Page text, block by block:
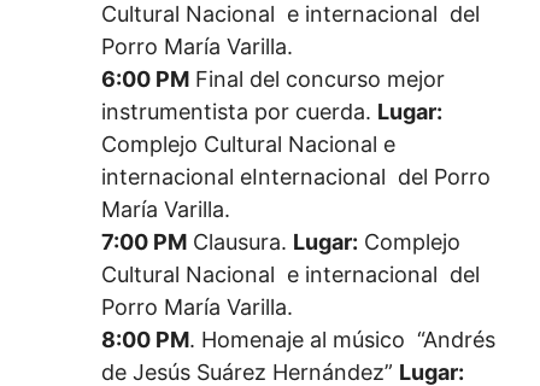
Cultural Nacional e internacional del
Porro María Varilla.
6:00 PM Final del concurso mejor
instrumentista por cuerda. Lugar:
Complejo Cultural Nacional e
internacional eInternacional del Porro
María Varilla.
7:00 PM Clausura. Lugar: Complejo
Cultural Nacional e internacional del
Porro María Varilla.
8:00 PM. Homenaje al músico “Andrés
de Jesús Suárez Hernández” Lugar: